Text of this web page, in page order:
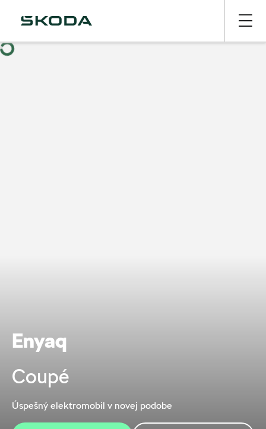
Enyaq
Coupé
Úspešný elektromobil v novej podobe